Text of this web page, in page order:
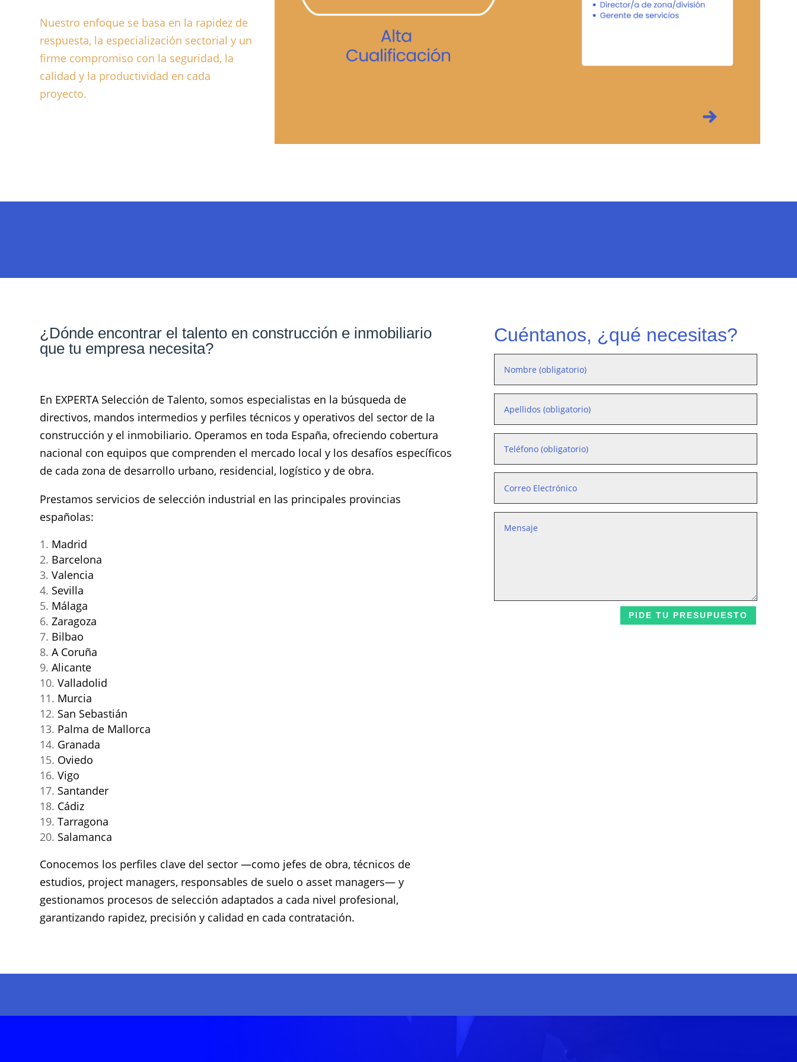
Nuestro enfoque se basa en la rapidez de
respuesta, la especialización sectorial y un
firme compromiso con la seguridad, la
calidad y la productividad en cada
proyecto.
¿Dónde encontrar el talento en construcción e inmobiliario
que tu empresa necesita?
En EXPERTA Selección de Talento, somos especialistas en la búsqueda de
directivos, mandos intermedios y perfiles técnicos y operativos del sector de la
construcción y el inmobiliario. Operamos en toda España, ofreciendo cobertura
nacional con equipos que comprenden el mercado local y los desafíos específicos
de cada zona de desarrollo urbano, residencial, logístico y de obra.
Prestamos servicios de selección industrial en las principales provincias
españolas:
Madrid
Barcelona
Valencia
Sevilla
Málaga
Zaragoza
Bilbao
A Coruña
Alicante
Valladolid
Murcia
San Sebastián
Palma de Mallorca
Granada
Oviedo
Vigo
Santander
Cádiz
Tarragona
Salamanca
Conocemos los perfiles clave del sector —como jefes de obra, técnicos de
estudios, project managers, responsables de suelo o asset managers— y
gestionamos procesos de selección adaptados a cada nivel profesional,
garantizando rapidez, precisión y calidad en cada contratación.
Cuéntanos, ¿qué necesitas?
PIDE TU PRESUPUESTO